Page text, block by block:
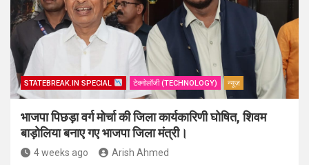
STATEBREAK.IN SPECIAL टेक्नोलॉजी (TECHNOLOGY) न्यूज़
भाजपा पिछड़ा वर्ग मोर्चा की जिला कार्यकारिणी घोषित, शिवम
बाड़ोलिया बनाए गए भाजपा जिला मंत्री।
4 weeks ago Arish Ahmed